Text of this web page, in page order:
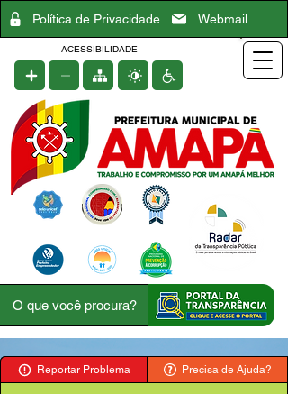
Política de Privacidade Webmail
ACESSIBILIDADE
Reportar Problema Precisa de Ajuda?